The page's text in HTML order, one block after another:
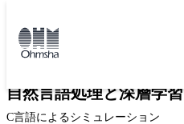
トップ
自然言語処理と深層学習
C言語によるシミュレーション